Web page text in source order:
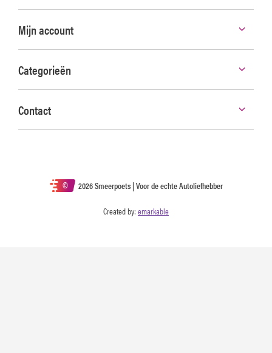
Mijn account
Categorieën
Contact
© 2026 Smeerpoets | Voor de echte Autoliefhebber
Created by: emarkable